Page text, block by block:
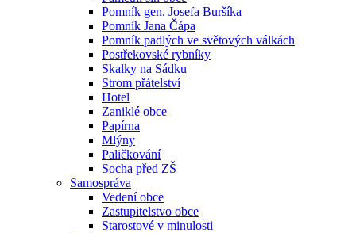
Pomník gen. Josefa Buršíka
Pomník Jana Čápa
Pomník padlých ve světových válkách
Postřekovské rybníky
Skalky na Sádku
Strom přátelství
Hotel
Zaniklé obce
Papírna
Mlýny
Paličkování
Socha před ZŠ
Samospráva
Vedení obce
Zastupitelstvo obce
Starostové v minulosti